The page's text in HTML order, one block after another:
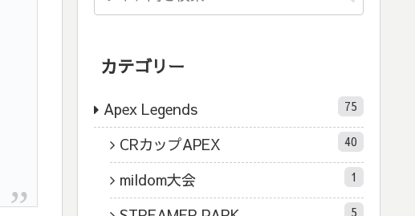
カテゴリー
Apex Legends 75
CRカップAPEX 40
mildom大会 1
5